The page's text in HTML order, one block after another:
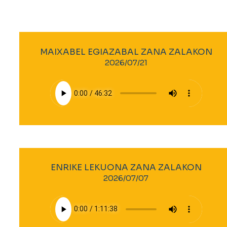
MAIXABEL EGIAZABAL ZANA ZALAKON
2026/07/21
ENRIKE LEKUONA ZANA ZALAKON
2026/07/07